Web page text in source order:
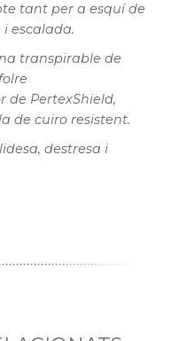
tant per a esquí de
escalada.
transpirable de
de PertexShield,
de cuiro resistent.
destresa i